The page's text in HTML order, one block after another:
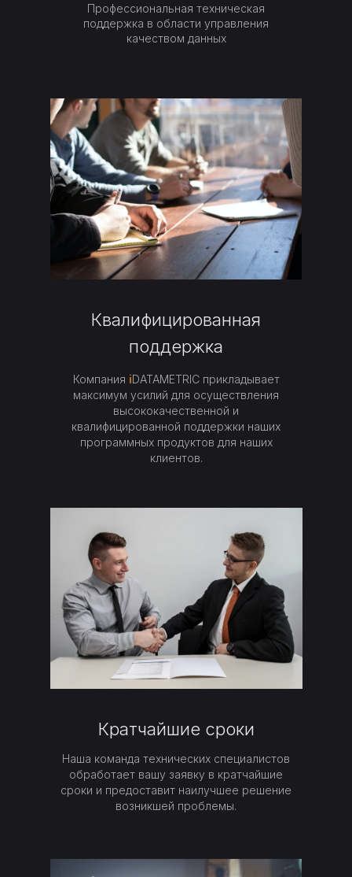
Профессиональная техническая
поддержка в области управления
качеством данных
Квалифицированная
поддержка
Компания iDATAMETRIC прикладывает
максимум усилий для осуществления
высококачественной и
квалифицированной поддержки наших
программных продуктов для наших
клиентов.
Наша команда технических специалистов
обработает вашу заявку в кратчайшие
сроки и предоставит наилучшее решение
возникшей проблемы.
Кратчайшие сроки